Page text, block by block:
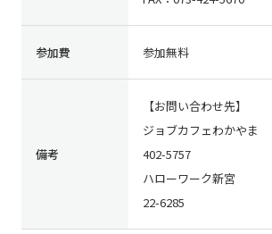
参加費 参加無料
備考
【お問い合わせ先】
ジョブカフェわかやま
402-5757
ハローワーク新宮
22-6285